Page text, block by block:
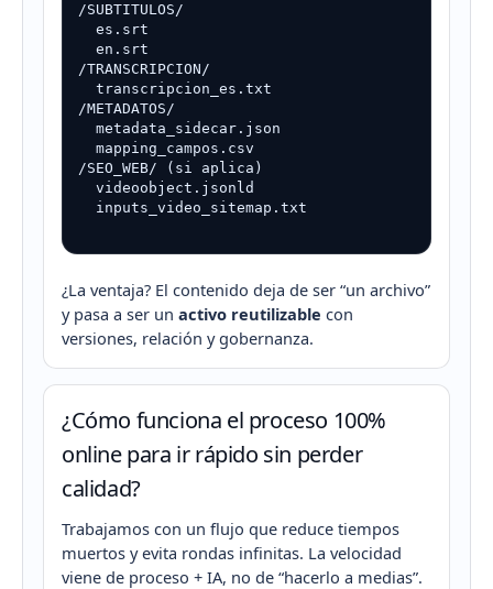
/SUBTITULOS/
  es.srt
  en.srt
/TRANSCRIPCION/
  transcripcion_es.txt
/METADATOS/
  metadata_sidecar.json
  mapping_campos.csv
/SEO_WEB/ (si aplica)
  videoobject.jsonld
  inputs_video_sitemap.txt
¿La ventaja? El contenido deja de ser “un archivo”
y pasa a ser un activo reutilizable con
versiones, relación y gobernanza.
¿Cómo funciona el proceso 100%
online para ir rápido sin perder
calidad?
Trabajamos con un flujo que reduce tiempos
muertos y evita rondas infinitas. La velocidad
viene de proceso + IA, no de “hacerlo a medias”.